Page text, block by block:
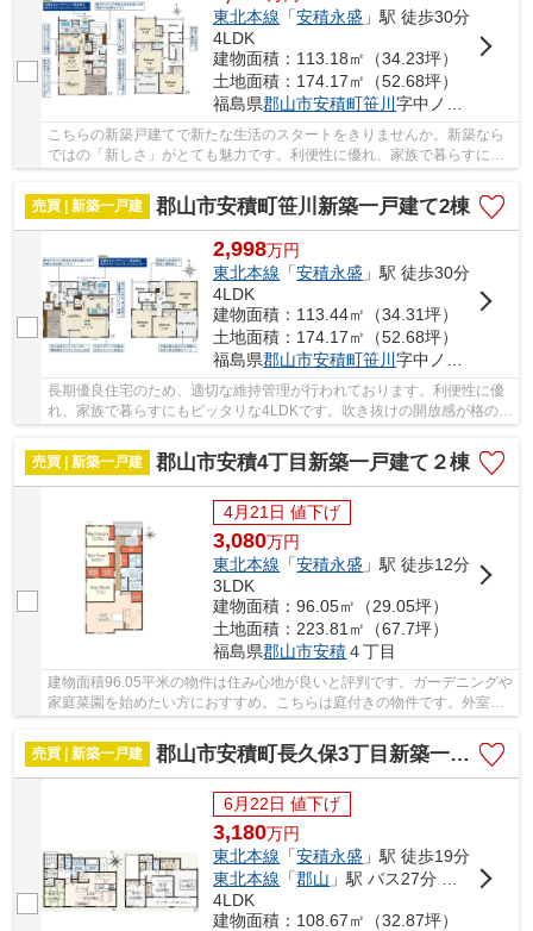
東北本線 「安積永盛 」駅 徒歩30分
4LDK
建物面積：113.18㎡（34.23坪）
土地面積：174.17㎡（52.68坪）
福島県郡山市安積町笹川字中ノ渡戸
こちらの新築戸建てで新たな生活のスタートをきりませんか。新築なら
ではの「新しさ」がとても魅力です。利便性に優れ、家族で暮らすにも
売買 | 新築一戸建
郡山市安積町笹川新築一戸建て2棟
2,998万円
東北本線 「安積永盛 」駅 徒歩30分
4LDK
建物面積：113.44㎡（34.31坪）
土地面積：174.17㎡（52.68坪）
福島県郡山市安積町笹川字中ノ渡戸
長期優良住宅のため、適切な維持管理が行われております。利便性に優
れ、家族で暮らすにもピッタリな4LDKです。吹き抜けの開放感が格の違
売買 | 新築一戸建
郡山市安積4丁目新築一戸建て２棟
4月21日 値下げ
3,080万円
東北本線 「安積永盛 」駅 徒歩12分
3LDK
建物面積：96.05㎡（29.05坪）
土地面積：223.81㎡（67.7坪）
福島県郡山市安積４丁目
建物面積96.05平米の物件は住み心地が良いと評判です。ガーデニングや
家庭菜園を始めたい方におすすめ。こちらは庭付きの物件です。外室時
に通る場所に玄関収納があると綺麗な玄関が保...
売買 | 新築一戸建
郡山市安積町長久保3丁目新築一戸建て4棟
6月22日 値下げ
3,180万円
東北本線 「安積永盛 」駅 徒歩19分
東北本線 「郡山 」駅 バス27分 「檜の下」 停歩8分
4LDK
建物面積：108.67㎡（32.87坪）